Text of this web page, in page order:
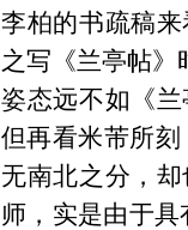
李柏的书疏稿
之写《兰亭帖》
姿态远不如《
但再看米芾所
无南北之分，
师，实是由于具